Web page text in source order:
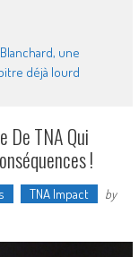
une
déjà lourd
De TNA Qui
!
TNA Impact
by